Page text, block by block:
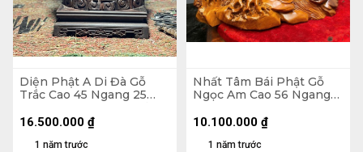
Diện Phật A Di Đà Gỗ
Trắc Cao 45 Ngang 25
25x25x7
1 năm trước
16.500.000 ₫
Nhất Tâm Bái Phật Gỗ
Ngọc Am Cao 56 Ngang
1 năm trước
10.100.000 ₫